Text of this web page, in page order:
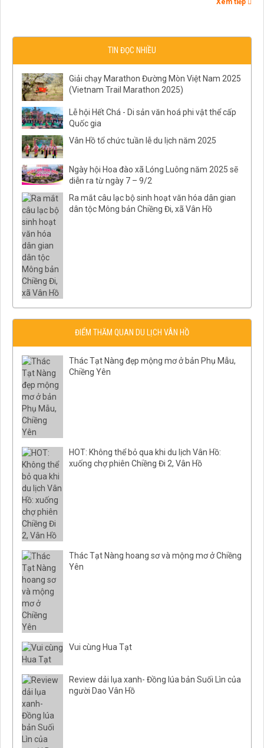
Xem tiếp
TIN ĐỌC NHIỀU
Giải chạy Marathon Đường Mòn Việt Nam 2025
(Vietnam Trail Marathon 2025)
Lễ hội Hết Chá - Di sản văn hoá phi vật thể cấp
Quốc gia
Vân Hồ tổ chức tuần lễ du lịch năm 2025
Ngày hội Hoa đào xã Lóng Luông năm 2025 sẽ
diễn ra từ ngày 7 – 9/2
Ra mắt câu lạc bộ sinh hoạt văn hóa dân gian
dân tộc Mông bản Chiềng Đi, xã Vân Hồ
ĐIỂM THĂM QUAN DU LỊCH VÂN HỒ
Thác Tạt Nàng đẹp mộng mơ ở bản Phụ Mẫu,
Chiềng Yên
HOT: Không thể bỏ qua khi du lịch Vân Hồ:
xuống chợ phiên Chiềng Đi 2, Vân Hồ
Thác Tạt Nàng hoang sơ và mộng mơ ở Chiềng
Yên
Vui cùng Hua Tạt
Review dải lụa xanh- Đồng lúa bản Suối Lìn của
người Dao Vân Hồ